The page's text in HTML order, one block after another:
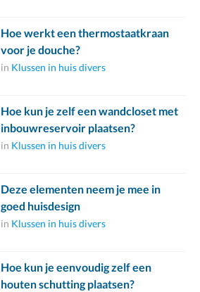
Hoe werkt een thermostaatkraan
voor je douche?
in Klussen in huis divers
Hoe kun je zelf een wandcloset met
inbouwreservoir plaatsen?
in Klussen in huis divers
Deze elementen neem je mee in
goed huisdesign
in Klussen in huis divers
Hoe kun je eenvoudig zelf een
houten schutting plaatsen?